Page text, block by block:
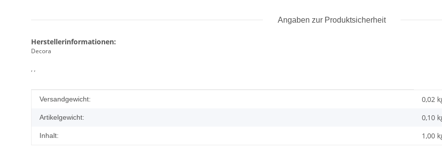
Angaben zur Produktsicherheit
Herstellerinformationen:
Decora
, ,
Produkteigenschaft
Wert
Versandgewicht: 0,02
Artikelgewicht: 0,10
Inhalt: 1,00